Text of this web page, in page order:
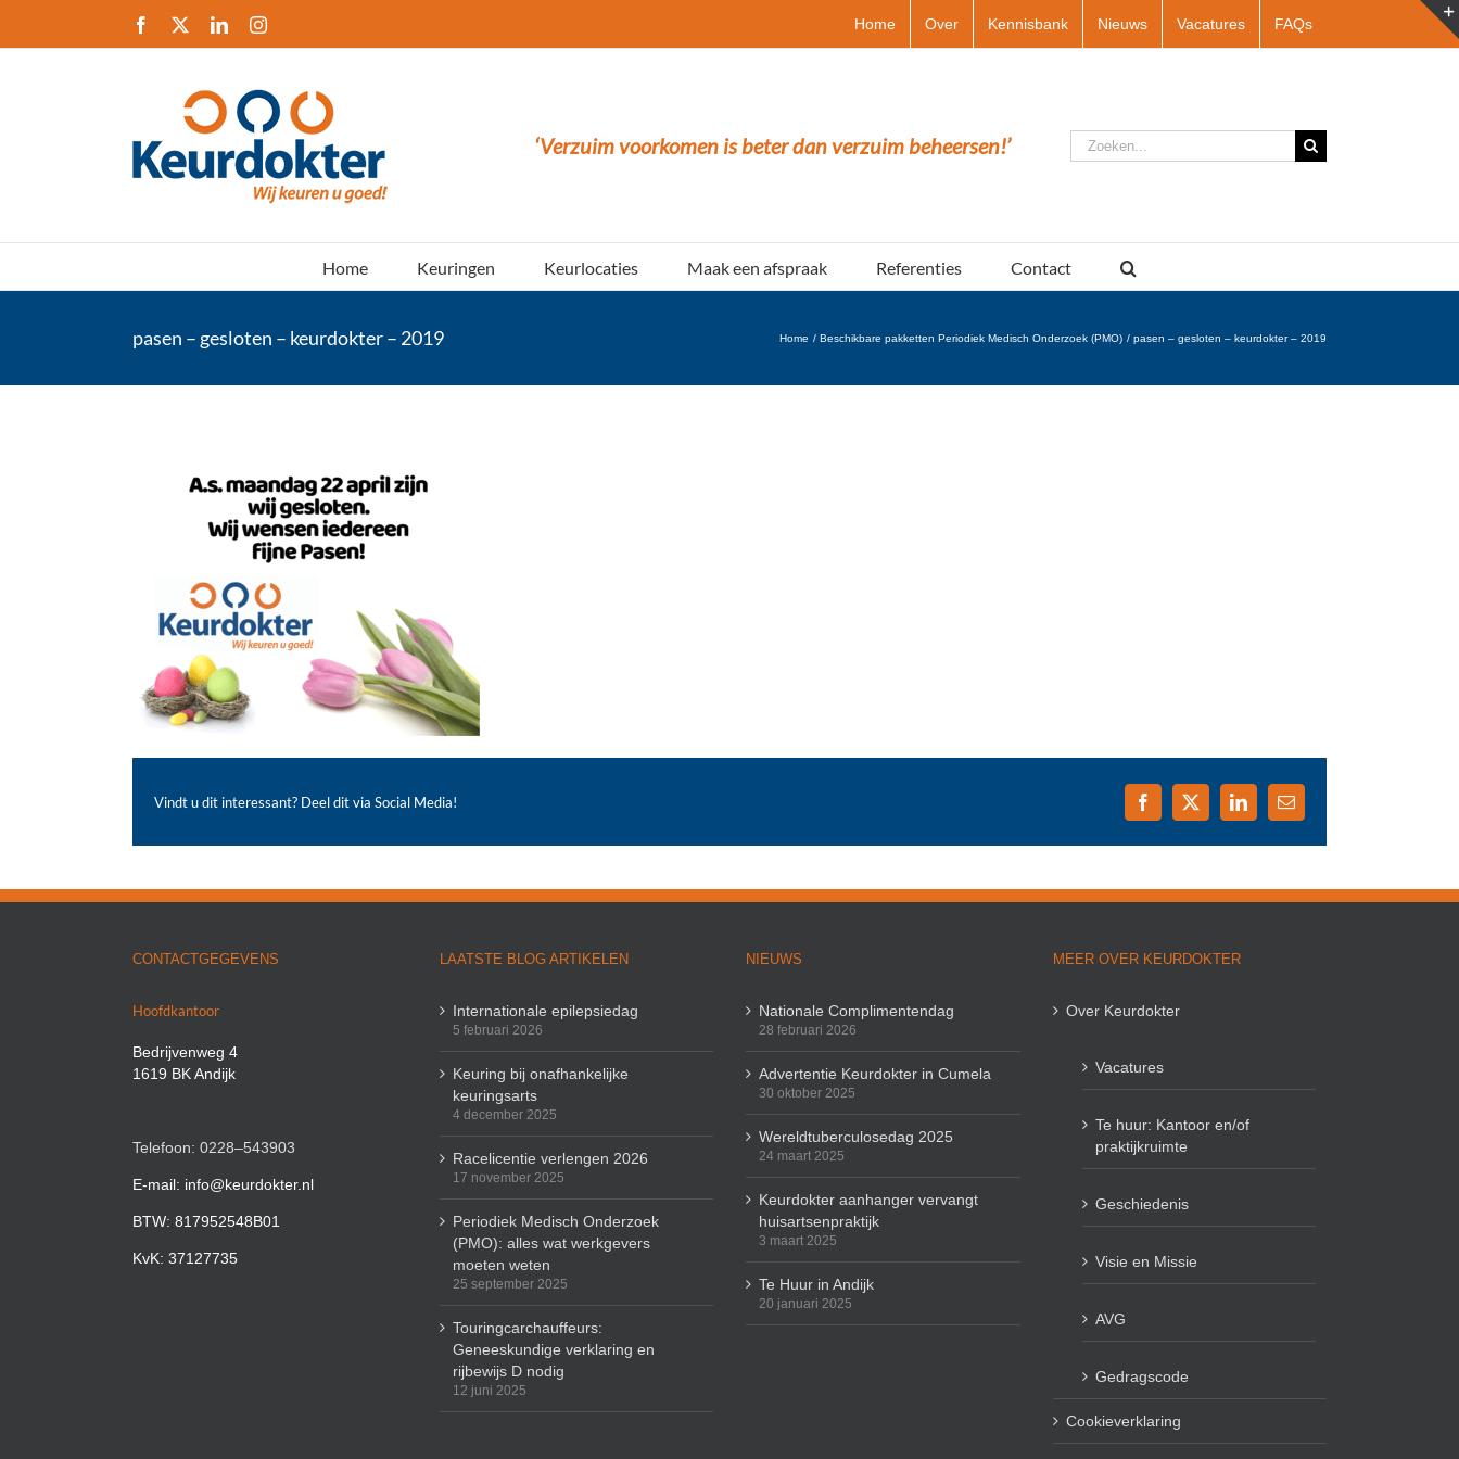
inhoud
Facebook LinkedInInstagram Home Over Kennisbank Nieuws Vacatures FAQs
‘Verzuim voorkomen is beter dan verzuim beheersen!’
Zoeken
naar:
Home Keuringen Keurlocaties Maak een afspraak Referenties Contact
pasen – gesloten – keurdokter – 2019 Home Beschikbare pakketten Periodiek Medisch Onderzoek (PMO) pasen – gesloten – keurdokter – 2019
Vindt u dit interessant? Deel dit via Social Media! Facebook
X LinkedIn
E-
mail
CONTACTGEGEVENS
Hoofdkantoor
Bedrijvenweg 4
1619 BK Andijk
Telefoon: 0228–543903
E-mail: info@keurdokter.nl
BTW: 817952548B01
KvK: 37127735
LAATSTE BLOG ARTIKELEN
Internationale epilepsiedag
5 februari 2026
Keuring bij onafhankelijke
keuringsarts
4 december 2025
Racelicentie verlengen 2026
17 november 2025
Periodiek Medisch Onderzoek
(PMO): alles wat werkgevers
moeten weten
25 september 2025
Touringcarchauffeurs:
Geneeskundige verklaring en
rijbewijs D nodig
12 juni 2025
NIEUWS
Nationale Complimentendag
28 februari 2026
Advertentie Keurdokter in Cumela
30 oktober 2025
Wereldtuberculosedag 2025
24 maart 2025
Keurdokter aanhanger vervangt
huisartsenpraktijk
3 maart 2025
Te Huur in Andijk
20 januari 2025
MEER OVER KEURDOKTER
Over Keurdokter
Vacatures
Te huur: Kantoor en/of
praktijkruimte
Geschiedenis
Visie en Missie
AVG
Gedragscode
Cookieverklaring